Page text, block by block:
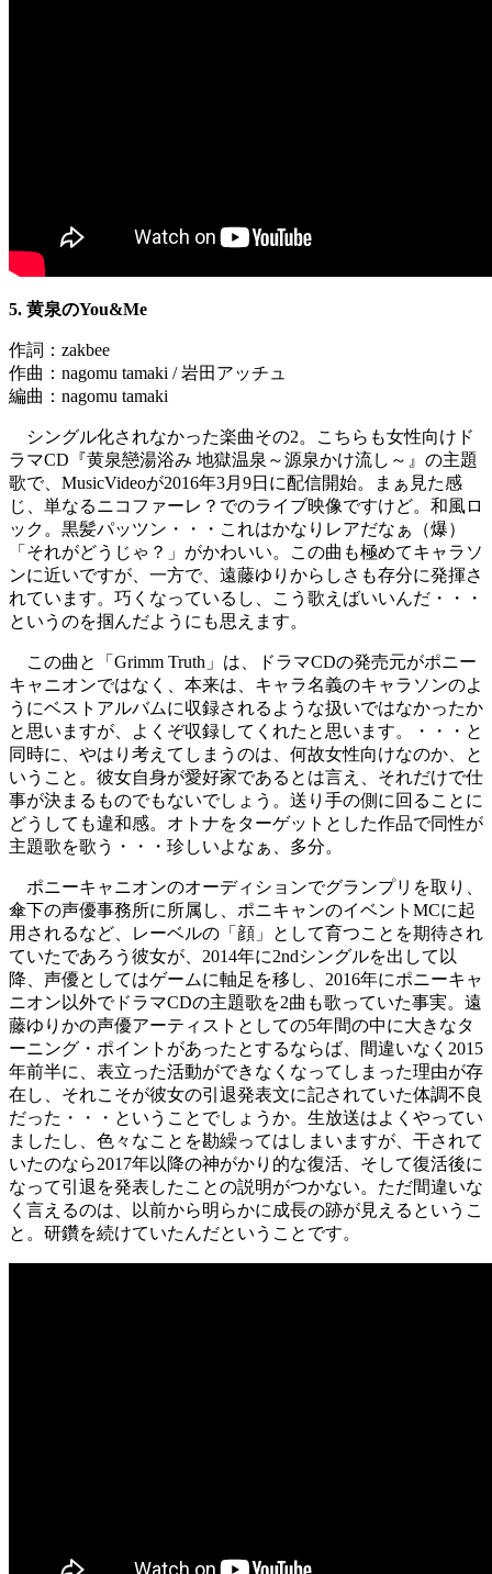
5. 黄泉のYou&Me
作詞：zakbee
作曲：nagomu tamaki / 岩田アッチュ
編曲：nagomu tamaki
シングル化されなかった楽曲その2。こちらも女性向けド
ラマCD『黄泉戀湯浴み 地獄温泉～源泉かけ流し～』の主題
歌で、MusicVideoが2016年3月9日に配信開始。まぁ見た感
じ、単なるニコファーレ？でのライブ映像ですけど。和風ロ
ック。黒髪パッツン・・・これはかなりレアだなぁ（爆）
「それがどうじゃ？」がかわいい。この曲も極めてキャラソ
ンに近いですが、一方で、遠藤ゆりからしさも存分に発揮さ
れています。巧くなっているし、こう歌えばいいんだ・・・
というのを掴んだようにも思えます。
この曲と「Grimm Truth」は、ドラマCDの発売元がポニー
キャニオンではなく、本来は、キャラ名義のキャラソンのよ
うにベストアルバムに収録されるような扱いではなかったか
と思いますが、よくぞ収録してくれたと思います。・・・と
同時に、やはり考えてしまうのは、何故女性向けなのか、と
いうこと。彼女自身が愛好家であるとは言え、それだけで仕
事が決まるものでもないでしょう。送り手の側に回ることに
どうしても違和感。オトナをターゲットとした作品で同性が
主題歌を歌う・・・珍しいよなぁ、多分。
ポニーキャニオンのオーディションでグランプリを取り、
傘下の声優事務所に所属し、ポニキャンのイベントMCに起
用されるなど、レーベルの「顔」として育つことを期待され
ていたであろう彼女が、2014年に2ndシングルを出して以
降、声優としてはゲームに軸足を移し、2016年にポニーキャ
ニオン以外でドラマCDの主題歌を2曲も歌っていた事実。遠
藤ゆりかの声優アーティストとしての5年間の中に大きなタ
ーニング・ポイントがあったとするならば、間違いなく2015
年前半に、表立った活動ができなくなってしまった理由が存
在し、それこそが彼女の引退発表文に記されていた体調不良
だった・・・ということでしょうか。生放送はよくやってい
ましたし、色々なことを勘繰ってはしまいますが、干されて
いたのなら2017年以降の神がかり的な復活、そして復活後に
なって引退を発表したことの説明がつかない。ただ間違いな
く言えるのは、以前から明らかに成長の跡が見えるというこ
と。研鑽を続けていたんだということです。